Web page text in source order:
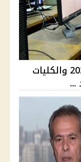
موعد تنسيق المرحلة الثانية 2026 والكليات
...